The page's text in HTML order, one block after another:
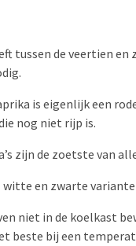
tussen de veertien en
is eigenlijk een
nog niet rijp is.
zijn de zoetste van
witte en zwarte
niet in de koelkast
beste bij een